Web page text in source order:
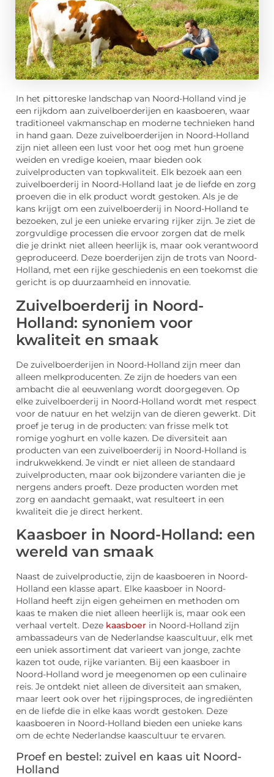
In het pittoreske landschap van Noord-Holland vind je
een rijkdom aan zuivelboerderijen en kaasboeren, waar
traditioneel vakmanschap en moderne technieken hand
in hand gaan. Deze zuivelboerderijen in Noord-Holland
zijn niet alleen een lust voor het oog met hun groene
weiden en vredige koeien, maar bieden ook
zuivelproducten van topkwaliteit. Elk bezoek aan een
zuivelboerderij in Noord-Holland laat je de liefde en zorg
proeven die in elk product wordt gestoken. Als je de
kans krijgt om een zuivelboerderij in Noord-Holland te
bezoeken, zul je een unieke ervaring rijker zijn. Je ziet de
zorgvuldige processen die ervoor zorgen dat de melk
die je drinkt niet alleen heerlijk is, maar ook verantwoord
geproduceerd. Deze boerderijen zijn de trots van Noord-
Holland, met een rijke geschiedenis en een toekomst die
gericht is op duurzaamheid en innovatie.
Zuivelboerderij in Noord-
Holland: synoniem voor
kwaliteit en smaak
De zuivelboerderijen in Noord-Holland zijn meer dan
alleen melkproducenten. Ze zijn de hoeders van een
ambacht die al eeuwenlang wordt doorgegeven. Op
elke zuivelboerderij in Noord-Holland wordt met respect
voor de natuur en het welzijn van de dieren gewerkt. Dit
proef je terug in de producten: van frisse melk tot
romige yoghurt en volle kazen. De diversiteit aan
producten van een zuivelboerderij in Noord-Holland is
indrukwekkend. Je vindt er niet alleen de standaard
zuivelproducten, maar ook bijzondere varianten die je
nergens anders proeft. Deze producten worden met
zorg en aandacht gemaakt, wat resulteert in een
kwaliteit die je direct herkent.
Kaasboer in Noord-Holland: een
wereld van smaak
Naast de zuivelproductie, zijn de kaasboeren in Noord-
Holland een klasse apart. Elke kaasboer in Noord-
Holland heeft zijn eigen geheimen en methoden om
kaas te maken die niet alleen heerlijk is, maar ook een
verhaal vertelt. Deze kaasboer in Noord-Holland zijn
ambassadeurs van de Nederlandse kaascultuur, elk met
een uniek assortiment dat varieert van jonge, zachte
kazen tot oude, rijke varianten. Bij een kaasboer in
Noord-Holland word je meegenomen op een culinaire
reis. Je ontdekt niet alleen de diversiteit aan smaken,
maar leert ook over het rijpingsproces, de ingrediënten
en de liefde die in elke kaas wordt gestoken. Deze
kaasboeren in Noord-Holland bieden een unieke kans
om de echte Nederlandse kaascultuur te ervaren.
Proef en bestel: zuivel en kaas uit Noord-
Holland